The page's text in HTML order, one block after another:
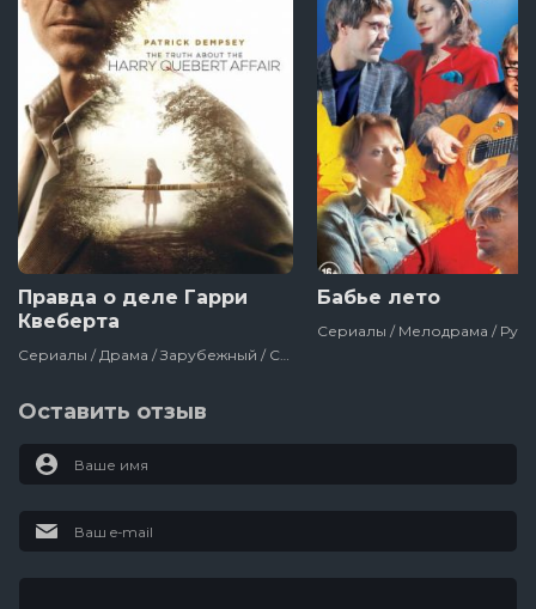
Правда о деле Гарри
Квеберта
Бабье лето
Оставить отзыв